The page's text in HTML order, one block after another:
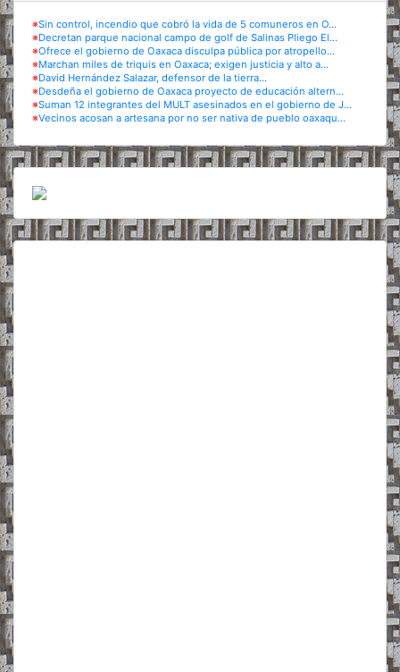
※Sin control, incendio que cobró la vida de 5 comuneros en O...
※Decretan parque nacional campo de golf de Salinas Pliego El...
※Ofrece el gobierno de Oaxaca disculpa pública por atropello...
※Marchan miles de triquis en Oaxaca; exigen justicia y alto a...
※David Hernández Salazar, defensor de la tierra...
※Desdeña el gobierno de Oaxaca proyecto de educación altern...
※Suman 12 integrantes del MULT asesinados en el gobierno de J...
※Vecinos acosan a artesana por no ser nativa de pueblo oaxaqu...